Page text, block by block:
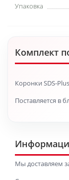
Упаковка
Комплект
Коронки SDS-
Поставляется в
Мы доставляем